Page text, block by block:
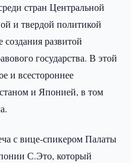
стран Центральной
и твердой политикой
развитой
государства. В этой
и всестороннее
и Японией, в том
с вице-спикером Палаты
С.Это, который